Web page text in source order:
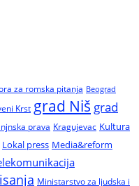
za romska pitanja Beograd
Krst grad Niš grad
prava Kragujevac Kultura
Lokal press Media&reform
Ministarstvo za ljudska i